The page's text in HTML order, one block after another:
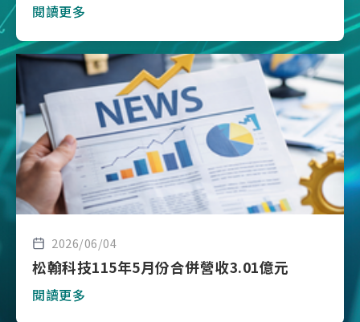
閱讀更多
2026/06/04
松翰科技115年5月份合併營收3.01億元
閱讀更多